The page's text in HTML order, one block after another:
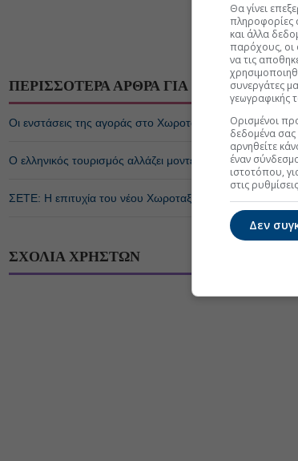
ΠΕΡΙΣΣΟΤΕΡΑ ΑΡΘΡΑ ΓΙΑ ΤΟΥΡΙΣΜΟΣ
Οι ενστάσεις της αγοράς στο Χωροταξικό για τον
Ο ελληνικός τουρισμός αλλάζει μοντέλο: Από τον όγκο
ΣΕΤΕ: Η επιτυχία του νέου Χωροταξικού θα κριθεί στην
ΣΧΟΛΙΑ ΧΡΗΣΤΩΝ
Θα γίνει
πληροφορίες
και άλλα
παρόχους, οι
να τις
συνεργάτες
γεωγραφικής
Ορισμένοι
δεδομένα
αρνηθείτε
έναν
ιστοτόπου,
στις
Δεν